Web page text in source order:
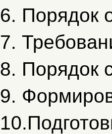
6. Порядок
7.
8. Порядок
9.